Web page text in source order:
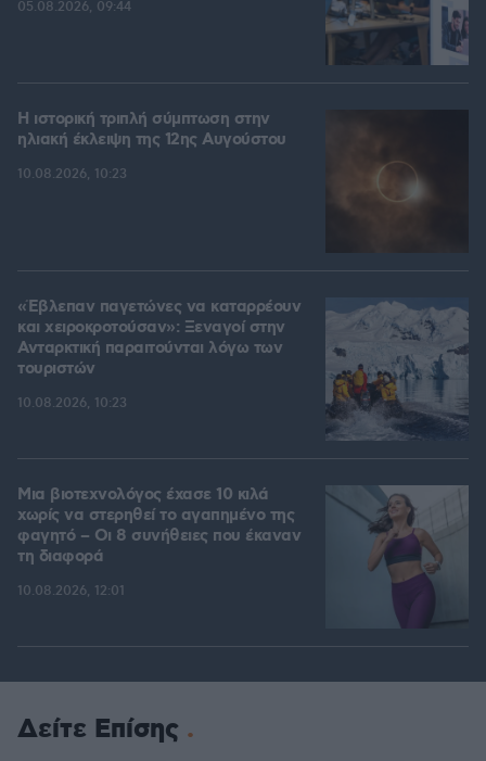
05.08.2026, 09:44
Η ιστορική τριπλή σύμπτωση στην
ηλιακή έκλειψη της 12ης Αυγούστου
10.08.2026, 10:23
«Έβλεπαν παγετώνες να καταρρέουν
και χειροκροτούσαν»: Ξεναγοί στην
Ανταρκτική παραιτούνται λόγω των
τουριστών
10.08.2026, 10:23
Μια βιοτεχνολόγος έχασε 10 κιλά
χωρίς να στερηθεί το αγαπημένο της
φαγητό – Οι 8 συνήθειες που έκαναν
τη διαφορά
10.08.2026, 12:01
Δείτε Επίσης